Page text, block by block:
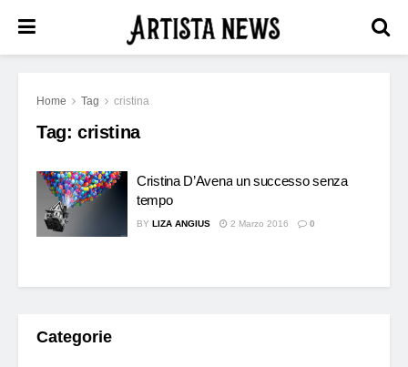
Home Tag cristina
Tag: cristina
Cristina D’Avena un successo senza
tempo
BY LIZA ANGIUS 2 Marzo 2016 0
Categorie